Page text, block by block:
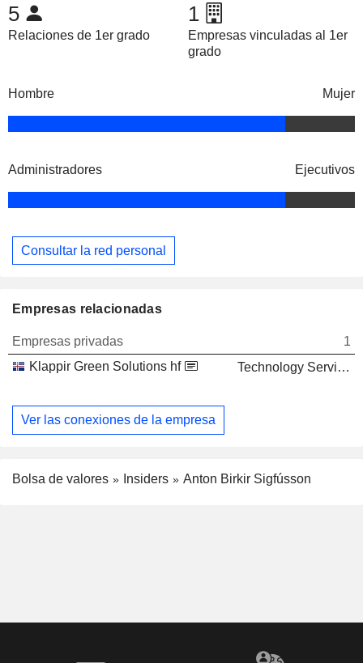
5
Relaciones de 1er grado
1
Empresas vinculadas al 1er
grado
Hombre Mujer
Administradores Ejecutivos
Consultar la red personal
Empresas relacionadas
Empresas privadas
1
Klappir Green Solutions hf
Technology Services
Ver las conexiones de la empresa
Bolsa de valores Insiders Anton Birkir Sigfússon